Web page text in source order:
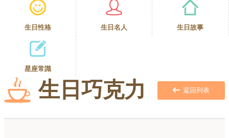
生日性格 生日名人 生日故事
星座常識
生日巧克力 返回列表